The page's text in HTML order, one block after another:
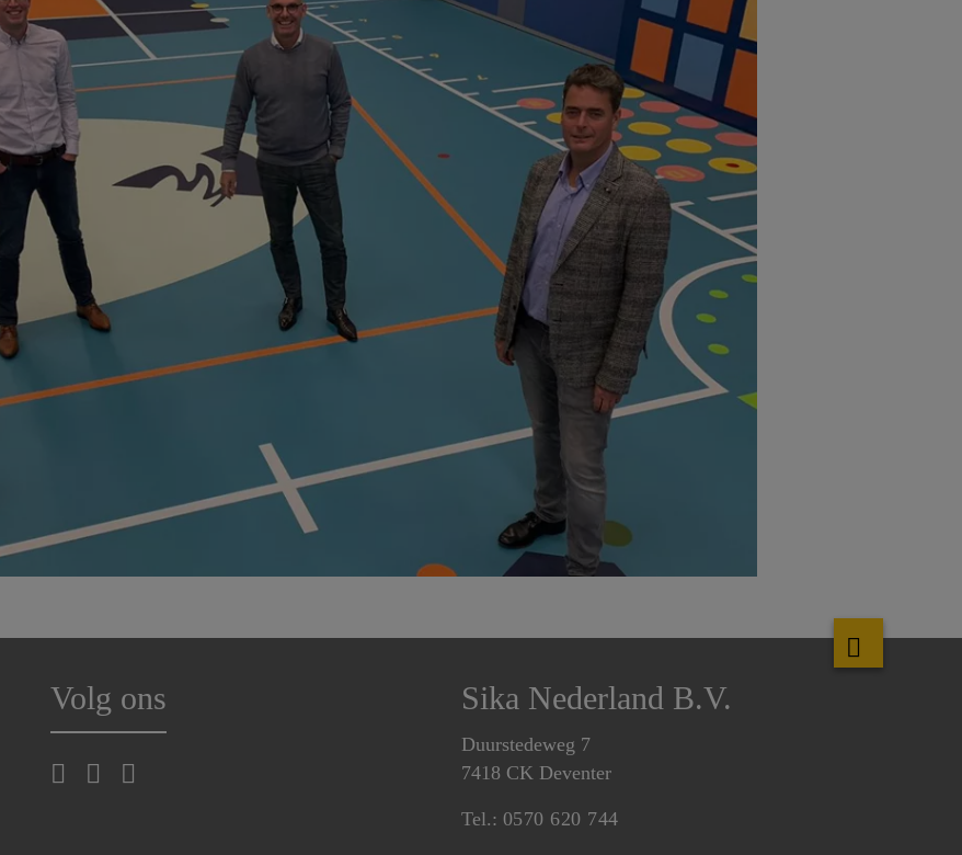
Volg ons Sika Nederland B.V.
Duurstedeweg 7
7418 CK Deventer
Tel.: 0570 620 744